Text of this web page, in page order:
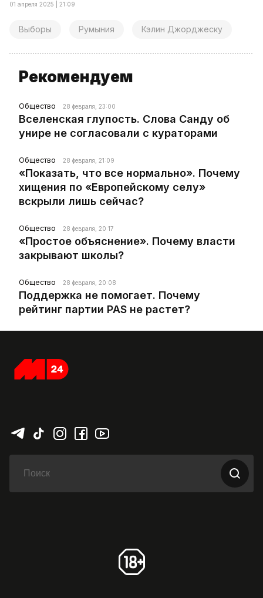
01 апреля 2025 | 21:09
Выборы Румыния Кэлин Джорджеску
Рекомендуем
Общество 28 февраля, 23:00
Вселенская глупость. Слова Санду об
унире не согласовали с кураторами
Общество 28 февраля, 21:09
«Показать, что все нормально». Почему
хищения по «Европейскому селу»
вскрыли лишь сейчас?
Общество 28 февраля, 20:17
«Простое объяснение». Почему власти
закрывают школы?
Общество 28 февраля, 20:08
Поддержка не помогает. Почему
рейтинг партии PAS не растет?